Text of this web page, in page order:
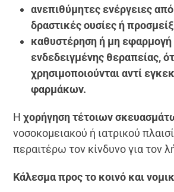
ανεπιθύμητες ενέργειες
δραστικές ουσίες ή
καθυστέρηση ή μη εφαρμογή
ενδεδειγμένης θεραπείας,
χρησιμοποιούνται αντί
φαρμάκων.
Η χορήγηση τέτοιων
νοσοκομειακού ή ιατρικού
περαιτέρω τον κίνδυνο για τον
Κάλεσμα προς το κοινό και